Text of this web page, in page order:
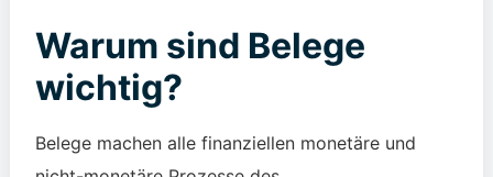
Warum sind Belege
wichtig?
Belege machen alle finanziellen monetäre und